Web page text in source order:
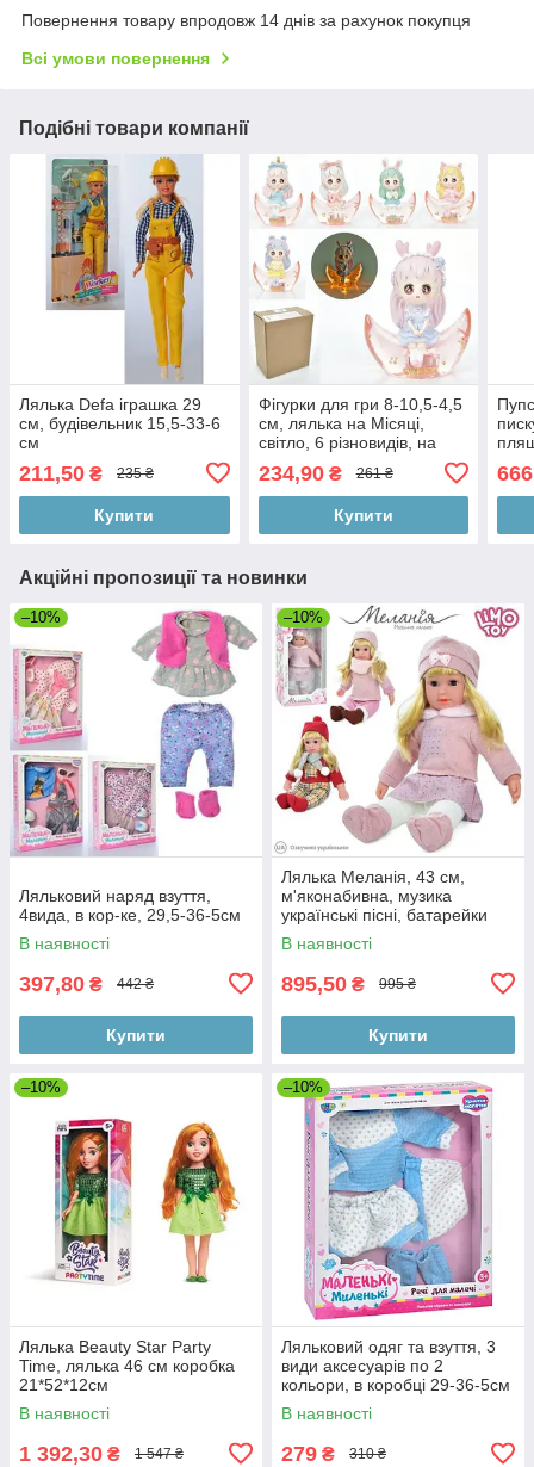
Повернення товару впродовж 14 днів за рахунок покупця
Всі умови повернення
Подібні товари компанії
Лялька Defa іграшка 29
см, будівельник 15,5-33-6
см
211,50 ₴ 235 ₴
Купити
Фігурки для гри 8-10,5-4,5
см, лялька на Місяці,
світло, 6 різновидів, на
234,90₴ 261 ₴
Купити
Акційні пропозиції та новинки
–10%
Ляльковий наряд взуття,
4вида, в кор-ке, 29,5-36-5см
В наявності
397,80 ₴ 442 ₴
Купити
–10%
Лялька Меланія, 43 см,
м'яконабивна, музика
українські пісні, батарейки
таблетки, у коробці
В наявності
895,50 ₴ 995 ₴
Купити
–10%
Лялька Beauty Star Party
Time, лялька 46 см коробка
21*52*12см
В наявності
1 392,30 ₴ 1 547 ₴
–10%
Ляльковий одяг та взуття, 3
види аксесуарів по 2
кольори, в коробці 29-36-5см
В наявності
279 ₴ 310 ₴